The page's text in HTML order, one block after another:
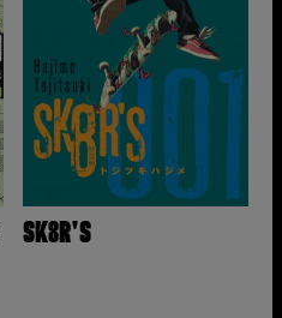
SK8R'S